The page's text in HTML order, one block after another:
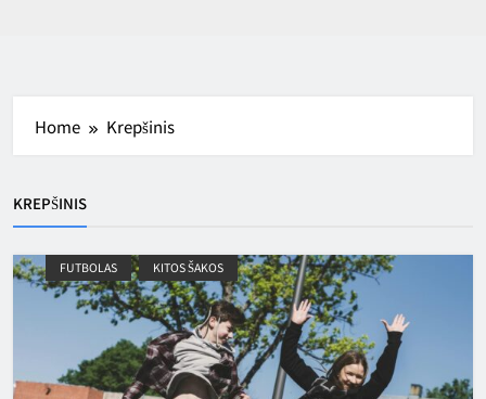
Home Krepšinis
KREPŠINIS
FUTBOLAS KITOS ŠAKOS